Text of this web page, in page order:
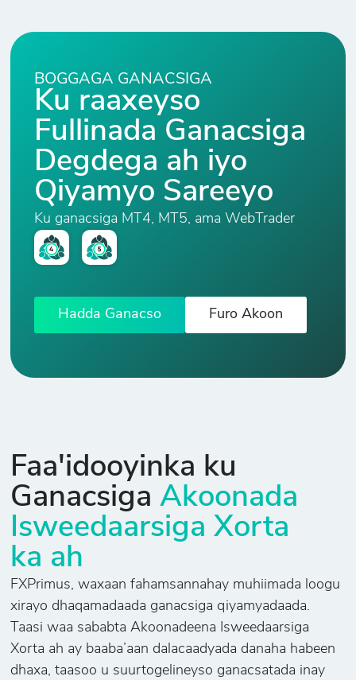
BOGGAGA GANACSIGA
Ku raaxeyso
Fullinada Ganacsiga
Degdega ah iyo
Qiyamyo Sareeyo
Ku ganacsiga MT4, MT5, ama WebTrader
Hadda Ganacso Furo Akoon
Faa'idooyinka ku
GanacsigaAkoonada
Isweedaarsiga Xorta
ka ah
FXPrimus, waxaan fahamsannahay muhiimada loogu
xirayo dhaqamadaada ganacsiga qiyamyadaada.
Taasi waa sababta Akoonadeena Isweedaarsiga
Xorta ah ay baaba’aan dalacaadyada danaha habeen
dhaxa, taasoo u suurtogelineyso ganacsatada inay